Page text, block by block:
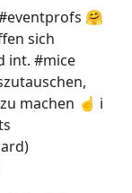
🤗
sich
int. #mice
machen ☝️ ℹ️